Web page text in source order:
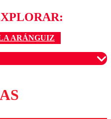
ARÁNGUIZ
para garantizar un